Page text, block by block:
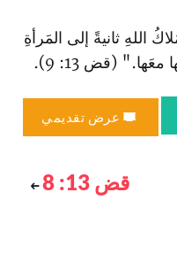
اللهِ ثانيةً إلى المَرأةِ
(قض 13: 9).
عرض تقديمي
قض 13: 8